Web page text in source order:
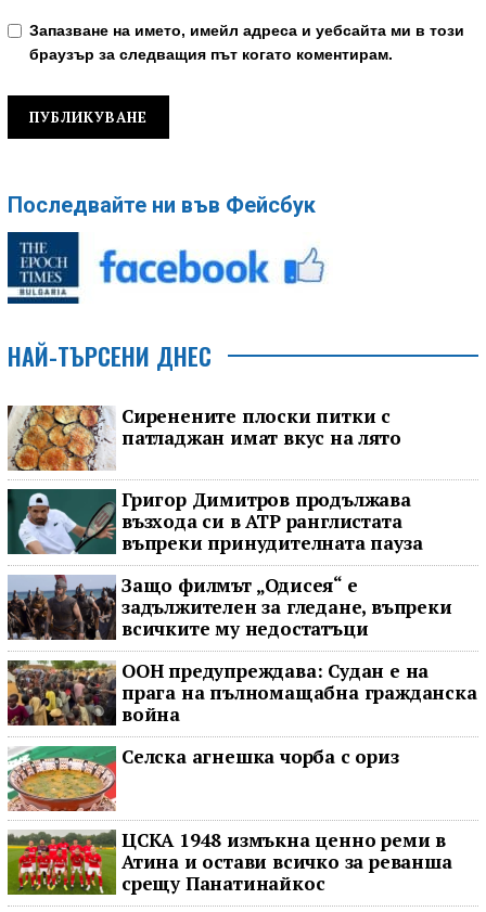
Запазване на името, имейл адреса и уебсайта ми в този
браузър за следващия път когато коментирам.
Последвайте ни във Фейсбук
НАЙ-ТЪРСЕНИ ДНЕС
Сиренените плоски питки с
патладжан имат вкус на лято
Григор Димитров продължава
възхода си в ATP ранглистата
въпреки принудителната пауза
Защо филмът „Одисея“ е
задължителен за гледане, въпреки
всичките му недостатъци
ООН предупреждава: Судан е на
прага на пълномащабна гражданска
война
Селска агнешка чорба с ориз
ЦСКА 1948 измъкна ценно реми в
Атина и остави всичко за реванша
срещу Панатинайкос